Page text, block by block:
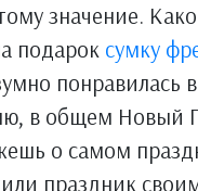
значение.
подарок сумку
понравилась
в общем Новый
о самом
праздник